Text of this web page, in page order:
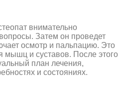
внимательно
Затем он проведет
осмотр и пальпацию. Это
мышц и суставов. После этого
план лечения,
и состояниях.